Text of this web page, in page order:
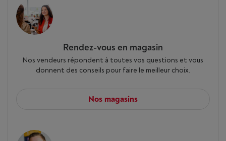
Rendez-vous en magasin
Nos vendeurs répondent à toutes vos questions et vous
donnent des conseils pour faire le meilleur choix.
Nos magasins